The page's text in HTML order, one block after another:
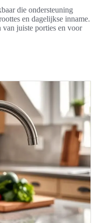
die ondersteuning
en dagelijkse inname.
juiste porties en voor